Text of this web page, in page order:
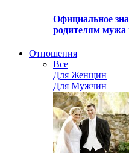
Официальное
родителям мужа
Отношения
Все
Для Женщин
Для Мужчин